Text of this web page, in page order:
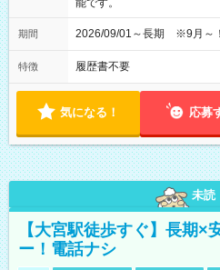
能です。
期間 2026/09/01～長期 ※9月～！
特徴 履歴書不要
気になる！ 応募
未読
【大宮駅徒歩すぐ】長期×
ー！電話ナシ